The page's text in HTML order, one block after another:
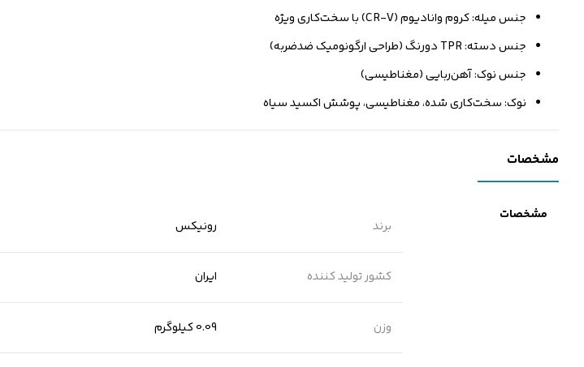
جنس میله: کروم وانادیوم (CR-V) با سخت‌کاری ویژه
جنس دسته: TPR دورنگ (طراحی ارگونومیک ضدضربه)
جنس نوک: آهن‌ربایی (مغناطیسی)
نوک: سخت‌کاری شده، مغناطیسی، پوشش اکسید سیاه
مشخصات
مشخصات
برند رونیکس
کشور تولید کننده ایران
وزن 0.09 کیلوگرم